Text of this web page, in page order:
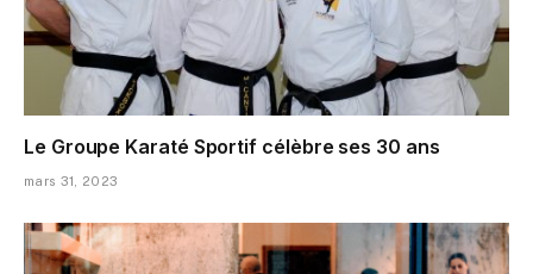
Le Groupe Karaté Sportif célèbre ses 30 ans
mars 31, 2023